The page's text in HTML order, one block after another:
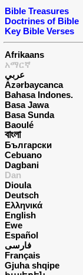
Bible Treasures
Doctrines of Bible
Key Bible Verses
Afrikaans
አማርኛ
عربي
Azərbaycanca
Bahasa Indones.
Basa Jawa
Basa Sunda
Baoulé
বাংলা
Български
Cebuano
Dagbani
Dan
Dioula
Deutsch
Ελληνικά
English
Ewe
Español
فارسی
Français
Gjuha shqipe